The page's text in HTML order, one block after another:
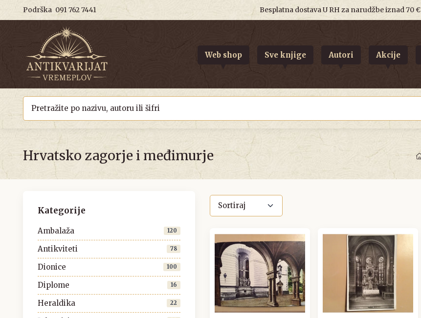
Podrška 091 762 7441 Besplatna dostava U RH za narudžbe iznad 70 €
Web shop Sve knjige Autori Akcije
Hrvatsko zagorje i međimurje
Kategorije
Ambalaža 120
Antikviteti 78
Dionice 100
Diplome 16
Heraldika 22